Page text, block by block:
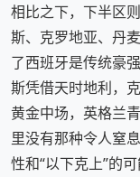
相比之下，下半区
斯、克罗地亚、丹
了西班牙是传统豪
斯凭借天时地利，
黄金中场，英格兰
里没有那种令人窒
性和“以下克上”的